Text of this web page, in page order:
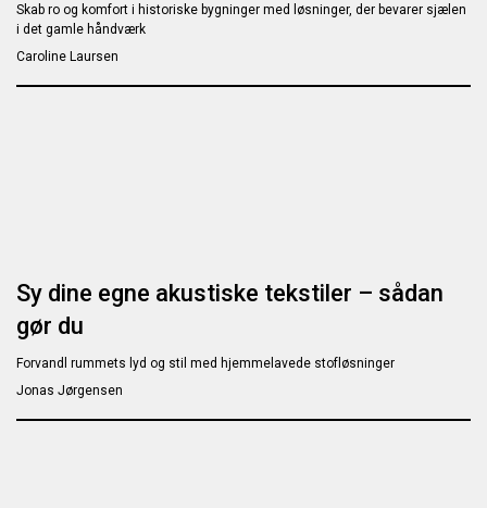
Skab ro og komfort i historiske bygninger med løsninger, der bevarer sjælen
i det gamle håndværk
Caroline Laursen
Sy dine egne akustiske tekstiler – sådan
gør du
Forvandl rummets lyd og stil med hjemmelavede stofløsninger
Jonas Jørgensen